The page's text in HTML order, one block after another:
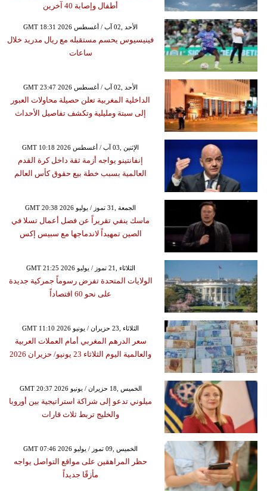
أطفال وإصابة 40 آخرين
GMT 18:31 2026 الأحد ,02 آب / أغسطس
فينيسيوس يحسم مستقبله مع ريال مدريد خلال
ساعات
GMT 23:47 2026 الأحد ,02 آب / أغسطس
الداخلية المغربية تعلن حصيلة محاولات العبور
إلى سبتة ومليلية وتكشف تفاصيل الأحداث
GMT 10:18 2026 الإثنين ,03 آب / أغسطس
إنفانتينو يواجه أزمة ثقة داخل كرة القدم
العالمية بسبب خطة بيع حقوق كأس العالم
GMT 20:38 2026 الجمعة ,31 تموز / يوليو
ماسك ينفي تقريراً عن فصل أعمال تسلا في
الصين تمهيداً لاندماجها مع سبيس إكس
GMT 21:25 2026 الثلاثاء ,21 تموز / يوليو
الولايات المتحدة تفرض رسوماً جمركية جديدة
على نحو 60 اقتصاداً
GMT 11:10 2026 الثلاثاء ,23 حزيران / يونيو
سعر الدرهم المغربي أمام العملات العربية
والعالمية اليوم الثلاثاء 23 يونيو/ حزيران 2026
GMT 20:37 2026 الخميس ,18 حزيران / يونيو
ميلوني تدعو إلى شراكة استراتيجية بين أوروبا
والخليج تربط ثلاث قارات
GMT 07:46 2026 الخميس ,09 تموز / يوليو
حظر المراهقين على مواقع التواصل يواجه
مأزقًا جديداً